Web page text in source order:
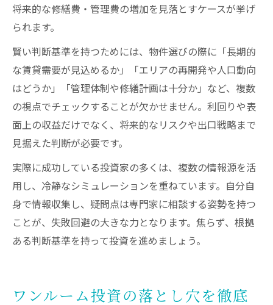
将来的な修繕費・管理費の増加を見落とすケースが挙げ
られます。
賢い判断基準を持つためには、物件選びの際に「長期的
な賃貸需要が見込めるか」「エリアの再開発や人口動向
はどうか」「管理体制や修繕計画は十分か」など、複数
の視点でチェックすることが欠かせません。利回りや表
面上の収益だけでなく、将来的なリスクや出口戦略まで
見据えた判断が必要です。
実際に成功している投資家の多くは、複数の情報源を活
用し、冷静なシミュレーションを重ねています。自分自
身で情報収集し、疑問点は専門家に相談する姿勢を持つ
ことが、失敗回避の大きな力となります。焦らず、根拠
ある判断基準を持って投資を進めましょう。
ワンルーム投資の落とし穴を徹底